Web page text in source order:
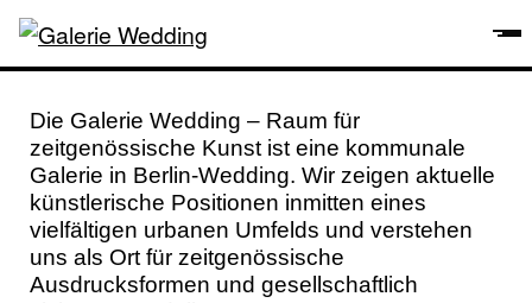
Die Galerie Wedding – Raum für
zeitgenössische Kunst ist eine kommunale
Galerie in Berlin-Wedding. Wir zeigen aktuelle
künstlerische Positionen inmitten eines
vielfältigen urbanen Umfelds und verstehen
uns als Ort für zeitgenössische
Ausdrucksformen und gesellschaftlich